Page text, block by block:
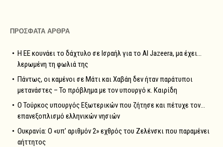
ΠΡΟΣΦΑΤΑ ΑΡΘΡΑ
Η ΕΕ κουνάει το δάχτυλο σε Ισραήλ για το Al Jazeera, μα έχει…
λερωμένη τη φωλιά της
Πάντως, οι καμένοι σε Μάτι και Χαβάη δεν ήταν παράτυποι
μετανάστες – Το πρόβλημα με τον υπουργό κ. Καιρίδη
Ο Τούρκος υπουργός Εξωτερικών που ζήτησε και πέτυχε τον…
επανεξοπλισμό ελληνικών νησιών
Ουκρανία: Ο «υπ’ αριθμόν 2» εχθρός του Ζελένσκι που παραμένει
αήττητος